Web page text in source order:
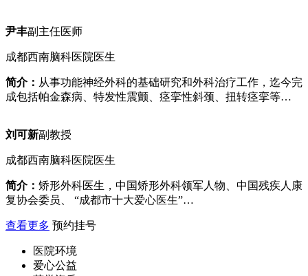
尹丰副主任医师
成都西南脑科医院医生
简介： 从事功能神经外科的基础研究和外科治疗工作，迄今完
成包括帕金森病、特发性震颤、痉挛性斜颈、扭转痉挛等…
刘可新副教授
成都西南脑科医院医生
简介： 矫形外科医生，中国矫形外科领军人物、中国残疾人康
复协会委员、 “成都市十大爱心医生”…
查看更多 预约挂号
医院环境
爱心公益